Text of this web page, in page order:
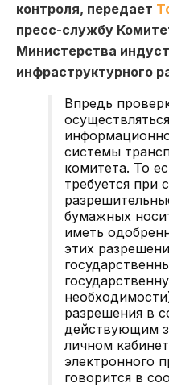
контроля, передает
пресс-службу
Министерства
инфраструктурного
Впредь
системы
комитета. То
требуется при
бумажных
иметь
этих
разрешения в
действующим
личном
электронного
говорится в